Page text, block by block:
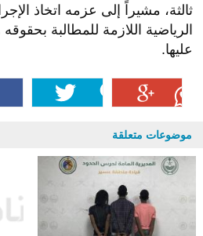
ثالثة، مشيراً إلى عزمه اتخاذ
الرياضية اللازمة للمطالبة
عليها.
موضوعات متعلقة